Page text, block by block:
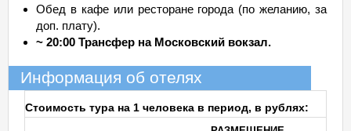
Обед в кафе или ресторане города (по желанию, за
доп. плату).
~ 20:00 Трансфер на Московский вокзал.
Информация об отелях
Стоимость тура на 1 человека в период, в рублях: